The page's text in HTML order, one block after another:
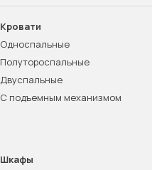
Кровати
Односпальные
Полутороспальные
Двуспальные
С подъемным механизмом
Шкафы